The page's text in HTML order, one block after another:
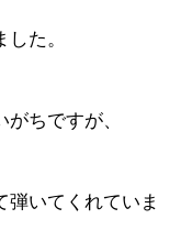
た。
ちですが、
弾いてくれていま